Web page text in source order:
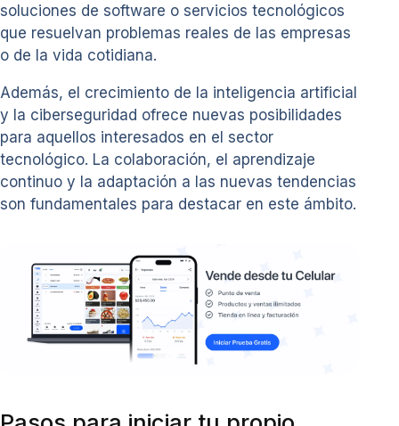
soluciones de software o servicios tecnológicos
que resuelvan problemas reales de las empresas
o de la vida cotidiana.
Además, el crecimiento de la inteligencia artificial
y la ciberseguridad ofrece nuevas posibilidades
para aquellos interesados en el sector
tecnológico. La colaboración, el aprendizaje
continuo y la adaptación a las nuevas tendencias
son fundamentales para destacar en este ámbito.